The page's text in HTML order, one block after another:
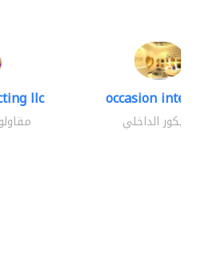
llc occasion interiors
الديكور الداخلي